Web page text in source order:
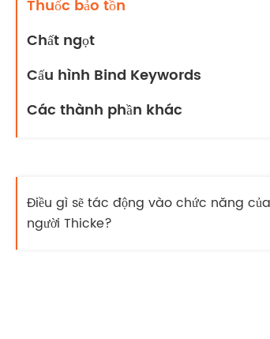
Thuốc bảo tồn
Chất ngọt
Cấu hình Bind Keywords
Các thành phần khác
Điều gì sẽ tác động vào chức năng của
người Thicke?